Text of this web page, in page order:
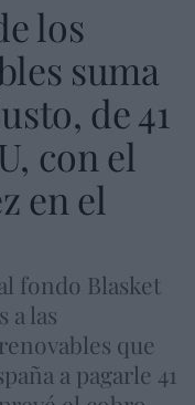
los
suma
de 41
con el
en el
fondo Blasket
a las
que
a pagarle 41